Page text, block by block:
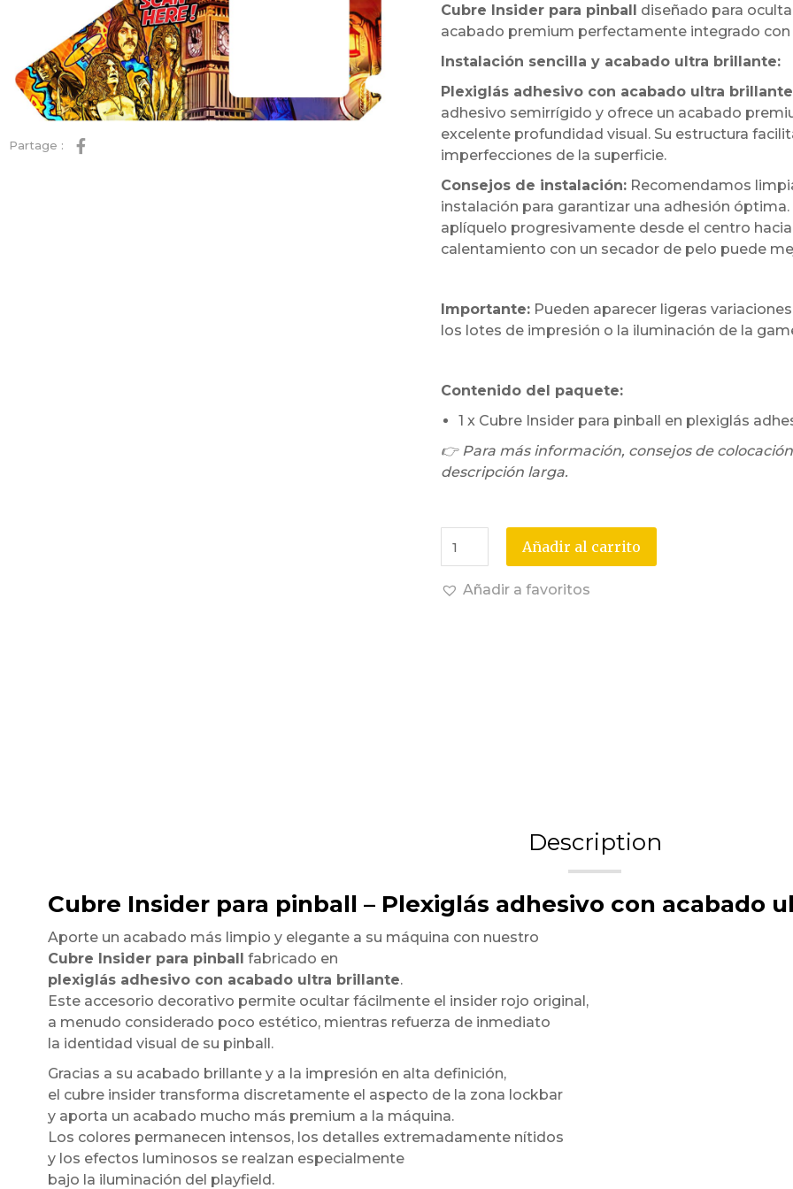
Partage :
Cubre Insider para pinball diseñado para
acabado premium perfectamente integrado
Instalación sencilla y acabado ultra brillante:
Plexiglás adhesivo con acabado ultra
adhesivo semirrígido y ofrece un acabado
excelente profundidad visual. Su estructura
imperfecciones de la superficie.
Consejos de instalación:Recomendamos
instalación para garantizar una adhesión
aplíquelo progresivamente desde el centro
calentamiento con un secador de pelo puede
Importante:Pueden aparecer ligeras
los lotes de impresión o la iluminación de la
Contenido del paquete:
1 x Cubre Insider para pinball en plexiglás
👉 Para más información, consejos de
descripción larga.
Añadir al carrito
Añadir a favoritos
Description
Cubre Insider para pinball – Plexiglás adhesivo con acabado
Aporte un acabado más limpio y elegante a su máquina con nuestro
Cubre Insider para pinball fabricado en
plexiglás adhesivo con acabado ultra brillante.
Este accesorio decorativo permite ocultar fácilmente el insider rojo original,
a menudo considerado poco estético, mientras refuerza de inmediato
la identidad visual de su pinball.
Gracias a su acabado brillante y a la impresión en alta definición,
el cubre insider transforma discretamente el aspecto de la zona lockbar
y aporta un acabado mucho más premium a la máquina.
Los colores permanecen intensos, los detalles extremadamente nítidos
y los efectos luminosos se realzan especialmente
bajo la iluminación del playfield.